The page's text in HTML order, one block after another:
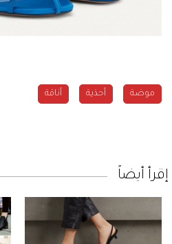
موضة أحذية أناقة
إقرأ أيضاً